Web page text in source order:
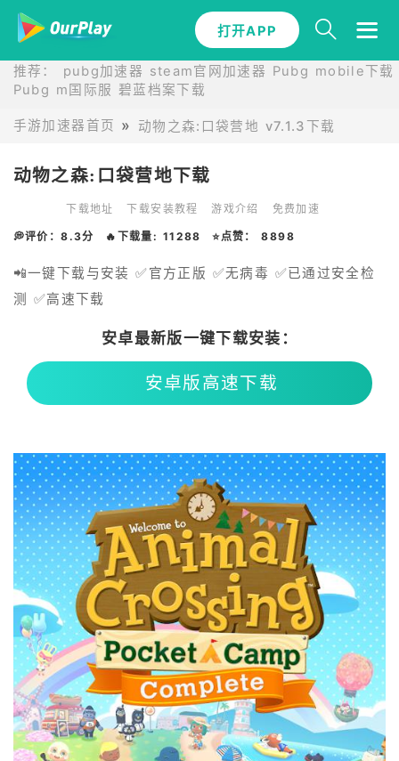
打开APP
推荐： pubg加速器 steam官网加速器 Pubg mobile下载
Pubg m国际服 碧蓝档案下载
手游加速器首页 动物之森:口袋营地 v7.1.3下载
动物之森:口袋营地下载
下载地址 下载安装教程 游戏介绍 免费加速
💭评价：8.3分 🔥下载量: 11288 ⭐点赞： 8898
📲一键下载与安装 ✅官方正版 ✅无病毒 ✅已通过安全检
测 ✅高速下载
安卓最新版一键下载安装：
安卓版高速下载